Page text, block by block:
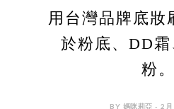
用台灣品牌底妝
於粉底、DD
粉。
BY 媽咪莉亞 - 2